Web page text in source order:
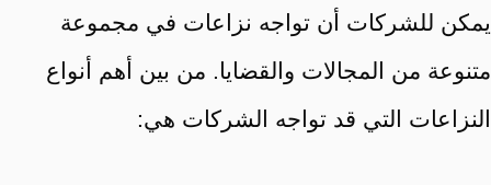
يمكن للشركات أن تواجه نزاعات في مجموعة
متنوعة من المجالات والقضايا. من بين أهم أنواع
النزاعات التي قد تواجه الشركات هي: